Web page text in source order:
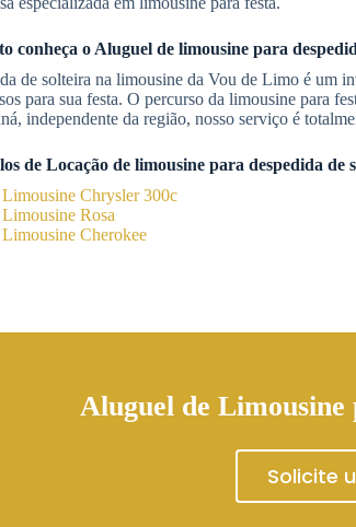
conheça o Aluguel de limousine para
de solteira na limousine da Vou de Limo é um
para sua festa. O percurso da limousine para
independente da região, nosso serviço é
de Locação de limousine para despedida de
Chrysler 300c
Rosa
Cherokee
Aluguel de Limousine
Solicite